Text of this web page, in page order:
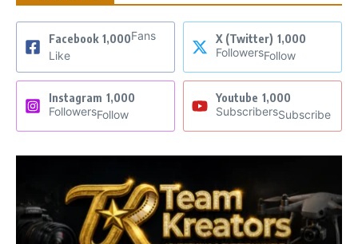
Facebook 1,000Fans
Like
X (Twitter) 1,000
FollowersFollow
Instagram 1,000
FollowersFollow
Youtube 1,000
SubscribersSubscribe